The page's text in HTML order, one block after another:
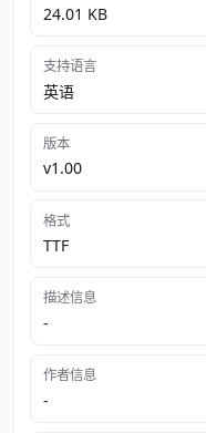
24.01 KB
支持语言
英语
版本
v1.00
格式
TTF
描述信息
-
作者信息
-